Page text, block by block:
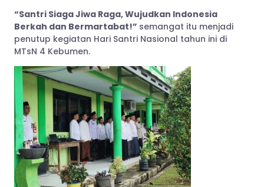
“Santri Siaga Jiwa Raga, Wujudkan Indonesia
Berkah dan Bermartabat!” semangat itu menjadi
penutup kegiatan Hari Santri Nasional tahun ini di
MTsN 4 Kebumen.